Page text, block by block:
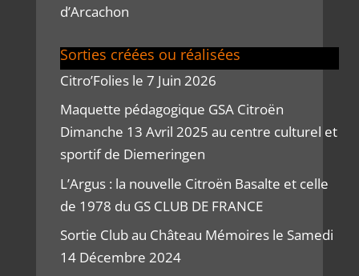
d’Arcachon
Sorties créées ou réalisées
Citro’Folies le 7 Juin 2026
Maquette pédagogique GSA Citroën
Dimanche 13 Avril 2025 au centre culturel et
sportif de Diemeringen
L’Argus : la nouvelle Citroën Basalte et celle
de 1978 du GS CLUB DE FRANCE
Sortie Club au Château Mémoires le Samedi
14 Décembre 2024